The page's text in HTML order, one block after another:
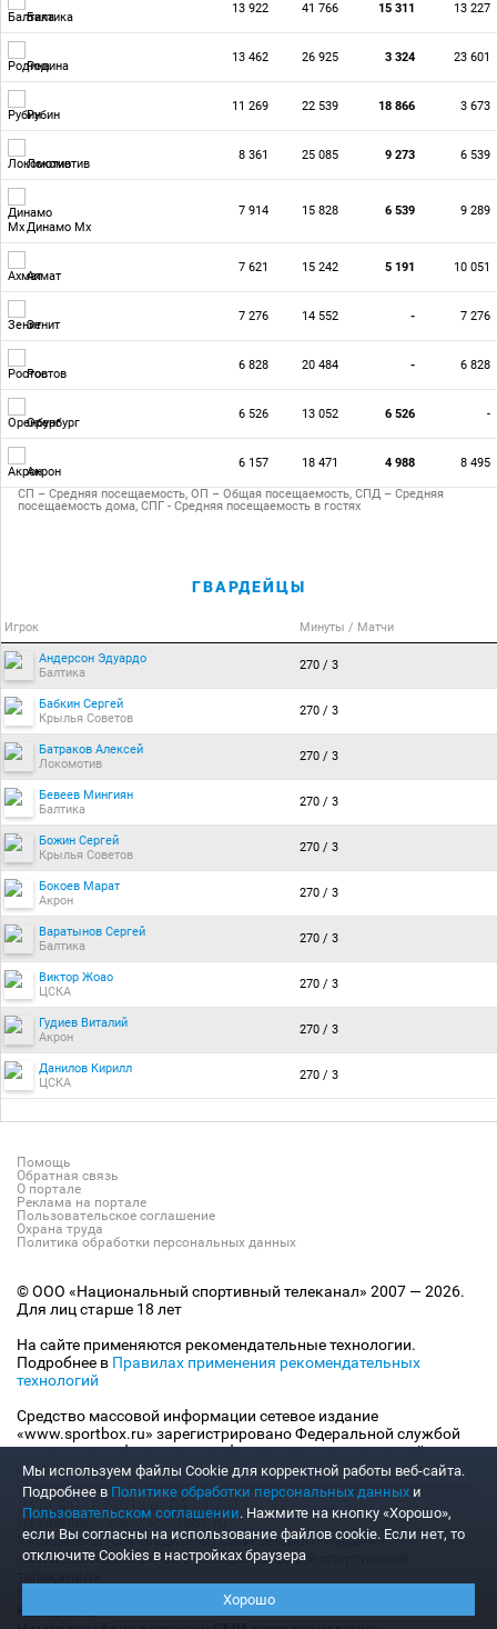
Балтика
13 922 41 766 15 311 13 227
Родина
13 462 26 925 3 324 23 601
Рубин
11 269 22 539 18 866 3 673
Локомотив
8 361 25 085 9 273 6 539
Динамо Мх
7 914 15 828 6 539 9 289
Ахмат
7 621 15 242 5 191 10 051
Зенит
7 276 14 552 - 7 276
Ростов
6 828 20 484 - 6 828
Оренбург
6 526 13 052 6 526 -
Акрон
6 157 18 471 4 988 8 495
СП – Средняя посещаемость, ОП – Общая посещаемость, СПД – Средняя
посещаемость дома, СПГ - Средняя посещаемость в гостях
ГВАРДЕЙЦЫ
Игрок Минуты / Матчи
Андерсон Эдуардо
Балтика
270 / 3
Бабкин Сергей
Крылья Советов
270 / 3
Батраков Алексей
Локомотив
270 / 3
Бевеев Мингиян
Балтика
270 / 3
Божин Сергей
Крылья Советов
270 / 3
Бокоев Марат
Акрон
270 / 3
Варатынов Сергей
Балтика
270 / 3
Виктор Жоао
ЦСКА
270 / 3
Гудиев Виталий
Акрон
270 / 3
Данилов Кирилл
ЦСКА
270 / 3
Помощь
Обратная связь
О портале
Реклама на портале
Пользовательское соглашение
Охрана труда
Политика обработки персональных данных
© ООО «Национальный спортивный телеканал» 2007 — 2026.
Для лиц старше 18 лет
На сайте применяются рекомендательные технологии.
Подробнее в Правилах применения рекомендательных
технологий
Средство массовой информации сетевое издание
«www.sportbox.ru» зарегистрировано Федеральной службой
по надзору в сфере связи, информационных технологий
и массовых коммуникаций (Роскомнадзор).
Свидетельство о регистрации средства массовой информации
Эл № ФС77-72613 от 04.04.2018
Название — www.sportbox.ru
Учредитель (соучредители) СМИ сетевого издания
«www.sportbox.ru»: ООО «Национальный спортивный
Главный редактор СМИ сетевого издания «www.sportbox.ru»:
Мы используем файлы Сookie для корректной работы веб-сайта.
Подробнее в Политике обработки персональных данных и
Пользовательском соглашении. Нажмите на кнопку «Хорошо»,
если Вы согласны на использование файлов cookie. Если нет, то
отключите Cookies в настройках браузера
Хорошо